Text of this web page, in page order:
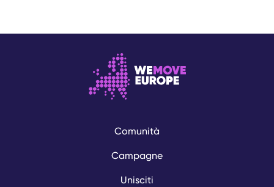
Comunità
Campagne
Unisciti